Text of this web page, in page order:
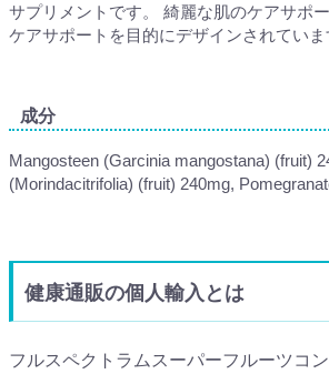
サプリメントです。 綺麗な肌のケアサポ
ケアサポートを目的にデザインされていま
成分
Mangosteen (Garcinia mangostana) (fruit)
(Morindacitrifolia) (fruit) 240mg,
健康通販の個人輸入とは
フルスペクトラムスーパーフルーツコ